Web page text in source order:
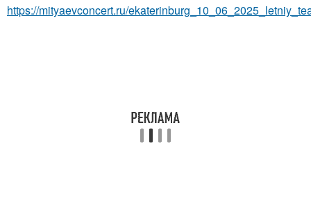
https://mityaevconcert.ru/